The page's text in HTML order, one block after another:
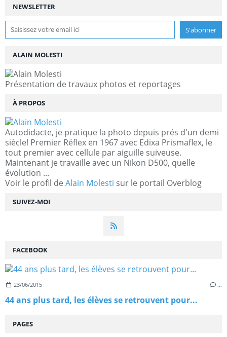
NEWSLETTER
SUIVEZ-MOI
ALAIN MOLESTI
Présentation de travaux photos et reportages
À PROPOS
Autodidacte, je pratique la photo depuis prés d'un demi
siècle! Premier Réflex en 1967 avec Edixa Prismaflex, le
tout premier avec cellule par aiguille suiveuse.
Maintenant je travaille avec un Nikon D500, quelle
évolution ...
Voir le profil de Alain Molesti sur le portail Overblog
FACEBOOK
23/06/2015 …
44 ans plus tard, les élèves se retrouvent pour...
PAGES